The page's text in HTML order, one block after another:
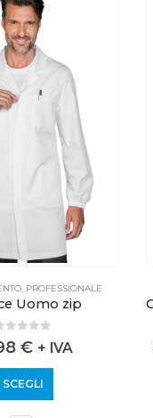
, PROFESSIONALE
Uomo zip
out of 5
€ + IVA
SCEGLI